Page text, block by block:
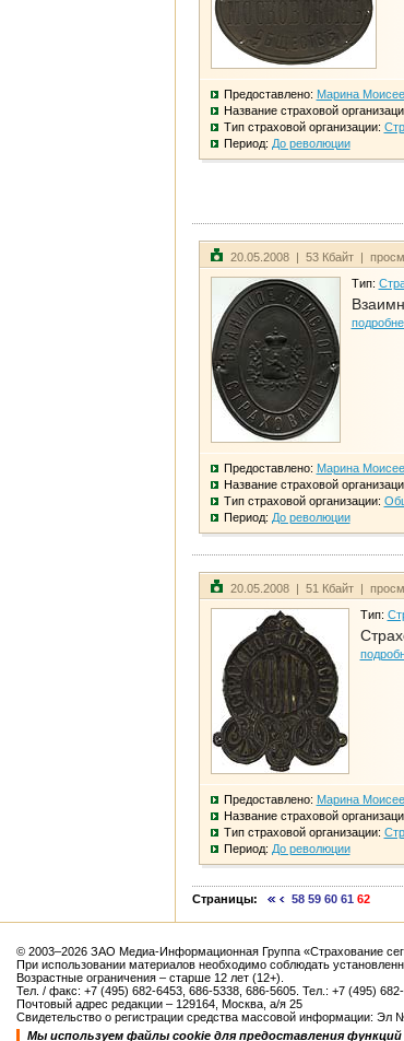
Предоставлено: Марина
Название страховой
Тип страховой организации:
Период: До революции
20.05.2008 | 53 Кбайт |
Тип:
Предоставлено: Марина
Название страховой
Тип страховой организации:
Период: До революции
20.05.2008 | 51 Кбайт |
Тип:
Предоставлено: Марина
Название страховой
Тип страховой организации:
Период: До революции
Страницы: 58 59 60 61 62
© 2003–2026 ЗАО Медиа-Информационная Группа «Страхование
При использовании материалов необходимо соблюдать
Возрастные ограничения – старше 12 лет (12+).
Тел. / факс: +7 (495) 682-6453, 686-5338, 686-5605. Тел.: +7 (495)
Почтовый адрес редакции – 129164, Москва, а/я 25
Свидетельство о регистрации средства массовой информации: Эл
Мы используем файлы cookie для предоставления